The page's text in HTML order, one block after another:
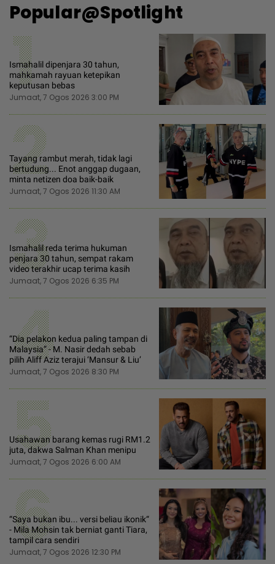
Popular@Spotlight
1
Ismahalil dipenjara 30 tahun,
mahkamah rayuan ketepikan
keputusan bebas
Jumaat, 7 Ogos 2026 3:00 PM
2
Tayang rambut merah, tidak lagi
bertudung... Enot anggap dugaan,
minta netizen doa baik-baik
Jumaat, 7 Ogos 2026 11:30 AM
3
Ismahalil reda terima hukuman
penjara 30 tahun, sempat rakam
video terakhir ucap terima kasih
Jumaat, 7 Ogos 2026 6:35 PM
4
“Dia pelakon kedua paling tampan di
Malaysia” - M. Nasir dedah sebab
pilih Aliff Aziz terajui ‘Mansur & Liu’
Jumaat, 7 Ogos 2026 8:30 PM
5
Usahawan barang kemas rugi RM1.2
juta, dakwa Salman Khan menipu
Jumaat, 7 Ogos 2026 6:00 AM
6
“Saya bukan ibu... versi beliau ikonik“
- Mila Mohsin tak berniat ganti Tiara,
tampil cara sendiri
Jumaat, 7 Ogos 2026 12:30 PM